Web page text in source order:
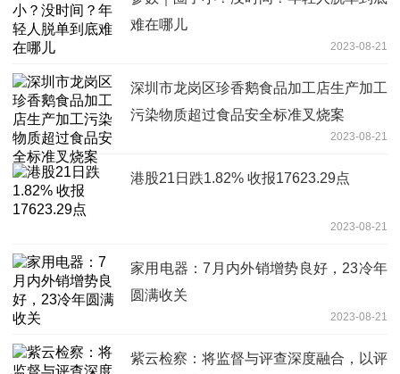
难在哪儿
2023-08-21
深圳市龙岗区珍香鹅食品加工店生产加工
污染物质超过食品安全标准叉烧案
2023-08-21
港股21日跌1.82% 收报17623.29点
2023-08-21
家用电器：7月内外销增势良好，23冷年
圆满收关
2023-08-21
紫云检察：将监督与评查深度融合，以评